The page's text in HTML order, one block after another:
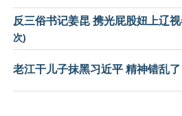
反三俗书记姜昆 携光屁股妞上辽
次)
老江干儿子抹黑习近平 精神错乱了